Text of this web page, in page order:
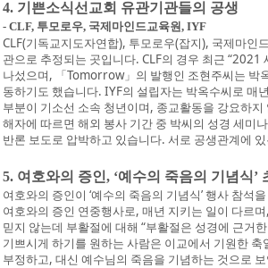
4. 기쁜소식선교회 유관기관들의 공생
- CLF, 투모로우, 국제마인드교육원, IYF
CLF(기독교지도자연합), 투모로우(잡지), 국제마인
관으로 추정되는 곳입니다. CLF의 경우 최근
나섰으며, 「Tomorrow」의 발행인 조현주씨는 박
동하기도 했습니다. IYF의 설립자는 박옥수씨로 매
부분이 기소선 소속 청년이며, 종교활동을 강요하
해자에 따르면 해외 봉사 기간 중 박씨의 성경 세미
반론 보도로 압박하고 있습니다. 서로 공생관계에
5. 여호와의 증인, ‘예수의 죽음의 기념식’
여호와의 증인이 ‘예수의 죽음의 기념식’ 행사 참석
여호와의 증인 연중행사로, 매년 지키는 일이 다르
믿지 않는데 부활절에 대해 “부활절은 성경에 근거
기쁘시게 하기를 원하는 사람은 이교에서 기원한
부정하고, 대신 예수님의 죽음을 기념하는 것으로